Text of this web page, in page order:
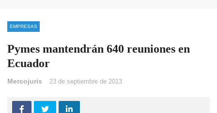
EMPRESAS
Pymes mantendrán 640 reuniones en
Ecuador
Mercojuris 23 de septiembre de 2013